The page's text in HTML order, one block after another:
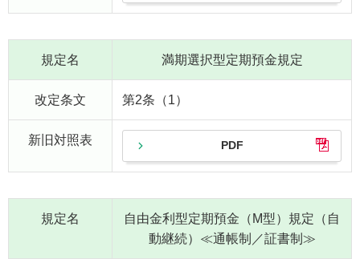
規定名 満期選択型定期預金規定
改定条文 第2条（1）
新旧対照表 PDF
規定名
自由金利型定期預金（M型）規定（自
動継続）≪通帳制／証書制≫